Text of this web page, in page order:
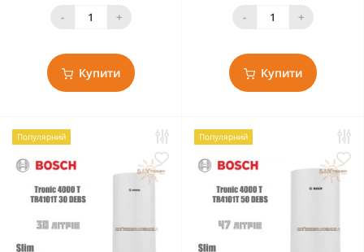
- +
Купити
- +
Купити
Популярний Популярний